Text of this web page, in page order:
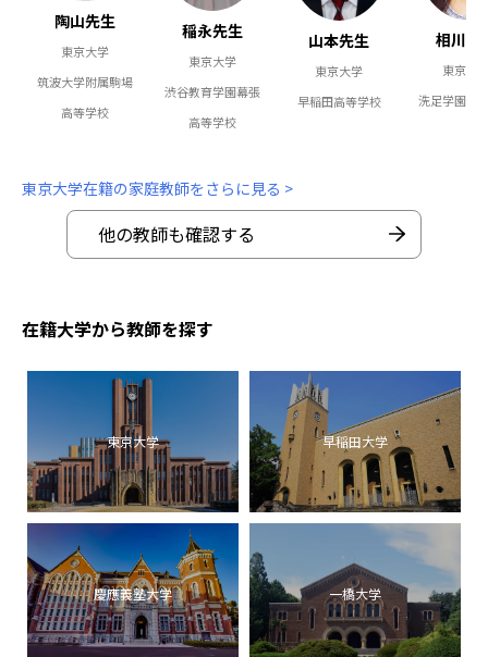
陶山先生
東京大学
筑波大学附属駒場
高等学校
稲永先生
東京大学
渋谷教育学園幕張
高等学校
山本先生
東京大学
早稲田高等学校
相川先
東京大
洗足学園高
東京大学在籍の家庭教師をさらに見る >
他の教師も確認する
在籍大学から教師を探す
東京大学 早稲田大学
慶應義塾大学 一橋大学